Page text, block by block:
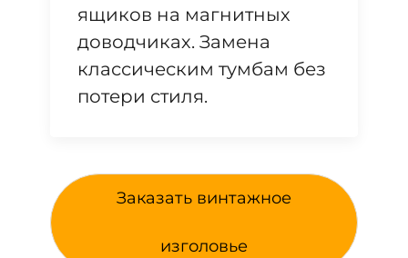
ящиков на магнитных
доводчиках. Замена
классическим тумбам без
потери стиля.
Заказать винтажное
изголовье